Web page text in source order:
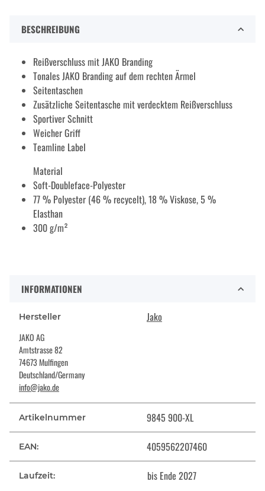
BESCHREIBUNG
Reißverschluss mit JAKO Branding
Tonales JAKO Branding auf dem rechten Ärmel
Seitentaschen
Zusätzliche Seitentasche mit verdecktem Reißverschluss
Sportiver Schnitt
Weicher Griff
Teamline Label
Material
Soft-Doubleface-Polyester
77 % Polyester (46 % recycelt), 18 % Viskose, 5 %
Elasthan
300 g/m²
INFORMATIONEN
Hersteller Jako
JAKO AG
Amtstrasse 82
74673 Mulfingen
Deutschland/Germany
info@jako.de
Artikelnummer 9845 900-XL
EAN: 4059562207460
Laufzeit: bis Ende 2027